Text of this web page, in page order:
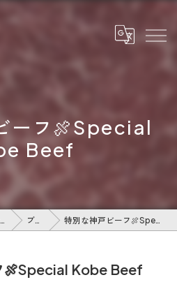
ーフ🍖Special
Beef
福岡県天神のレストランなら舞鶴キッチン ブログ 特別な神戸ビーフ🍖Special Kobe Beef
🍖Special Kobe Beef